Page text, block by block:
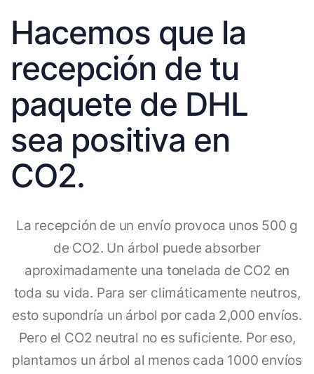
Hacemos que la
recepción de tu
paquete de DHL
sea positiva en
CO2.
La recepción de un envío provoca unos 500 g
de CO2. Un árbol puede absorber
aproximadamente una tonelada de CO2 en
toda su vida. Para ser climáticamente neutros,
esto supondría un árbol por cada 2,000 envíos.
Pero el CO2 neutral no es suficiente. Por eso,
plantamos un árbol al menos cada 1000 envíos